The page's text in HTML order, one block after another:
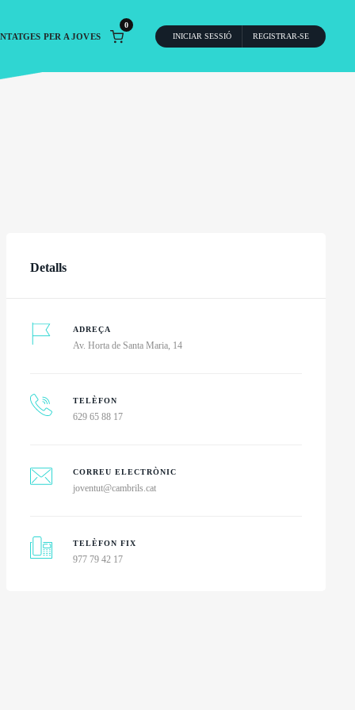
PER A JOVES
0
INICIAR SESSIÓ
REGISTRAR-SE
Detalls
ADREÇA
Av. Horta de Santa Maria, 14
TELÈFON
629 65 88 17
CORREU ELECTRÒNIC
joventut@cambrils.cat
TELÈFON FIX
977 79 42 17